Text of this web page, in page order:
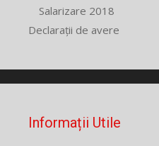
Salarizare 2018
Declarații de avere
Informații Utile